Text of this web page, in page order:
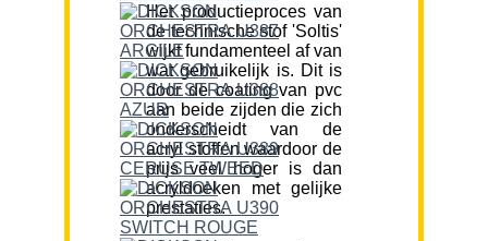
Het productieproces van
de technische stof 'Soltis'
wijkt fundamenteel af van
wat gebruikelijk is. Dit is
door de coating van pvc
aan beide zijden die zich
onderscheidt van de
acryl stoffen waardoor de
prijs veel hoger is dan
acryldoeken met gelijke
prestaties.